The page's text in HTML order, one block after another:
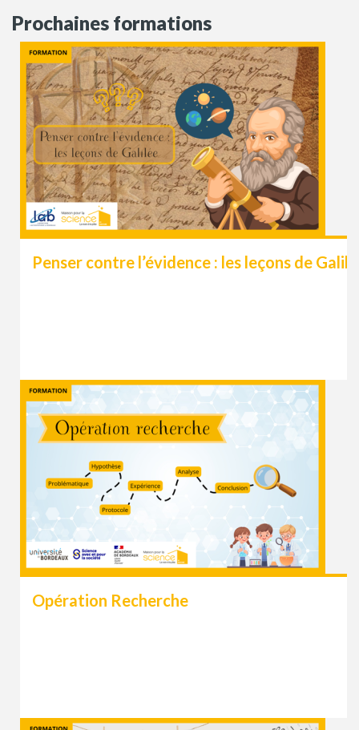
Prochaines formations
Penser contre l’évidence : les leçons de
Opération Recherche